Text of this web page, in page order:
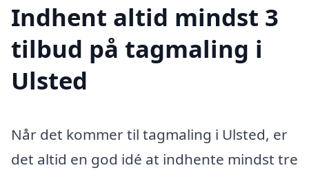
Indhent altid mindst 3
tilbud på tagmaling i
Ulsted
Når det kommer til tagmaling i Ulsted, er
det altid en god idé at indhente mindst tre